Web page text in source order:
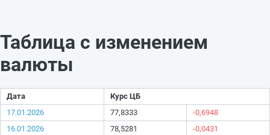
Таблица с изменением
валюты
Дата
Курс ЦБ
17.01.2026
77,8333
-0,6948
16.01.2026
78,5281
-0,0431